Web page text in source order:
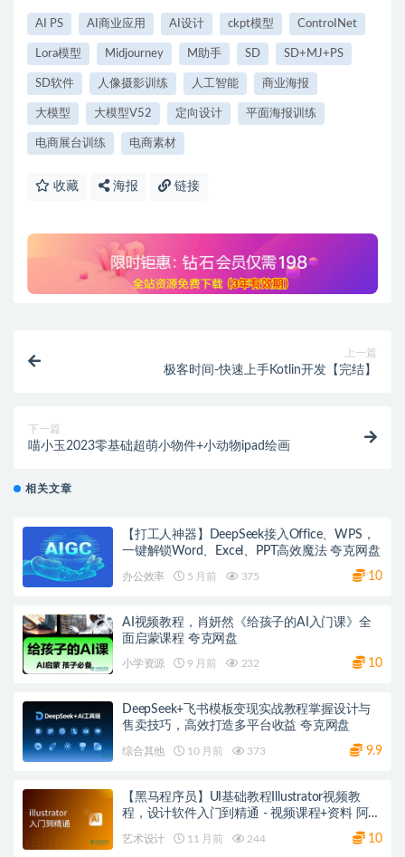
AI PS AI商业应用 AI设计 ckpt模型 ControINet
Lora模型 Midjourney M助手 SD SD+MJ+PS
SD软件 人像摄影训练 人工智能 商业海报
大模型 大模型V52 定向设计 平面海报训练
电商展台训练 电商素材
收藏 海报 链接
上一篇
极客时间-快速上手Kotlin开发【完结】
下一篇
喵小玉2023零基础超萌小物件+小动物ipad绘画
相关文章
【打工人神器】DeepSeek接入Office、WPS，
一键解锁Word、Excel、PPT高效魔法 夸克网盘
办公效率 5 月前 375 10
AI视频教程，肖妍然《给孩子的AI入门课》全
面启蒙课程 夸克网盘
小学资源 9 月前 232 10
DeepSeek+飞书模板变现实战教程掌握设计与
售卖技巧，高效打造多平台收益 夸克网盘
综合其他 10 月前 373 9.9
【黑马程序员】UI基础教程Illustrator视频教
程，设计软件入门到精通 - 视频课程+资料 阿里
艺术设计 11 月前 244 10